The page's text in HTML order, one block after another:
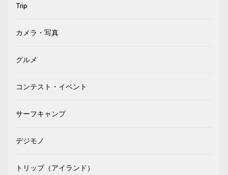
Trip
カメラ・写真
グルメ
コンテスト・イベント
サーフキャンプ
デジモノ
トリップ（アイランド）